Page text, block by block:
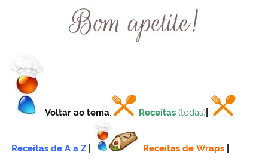
Voltar ao tema: Receitas (todas)
Receitas de A a Z Receitas de Wraps